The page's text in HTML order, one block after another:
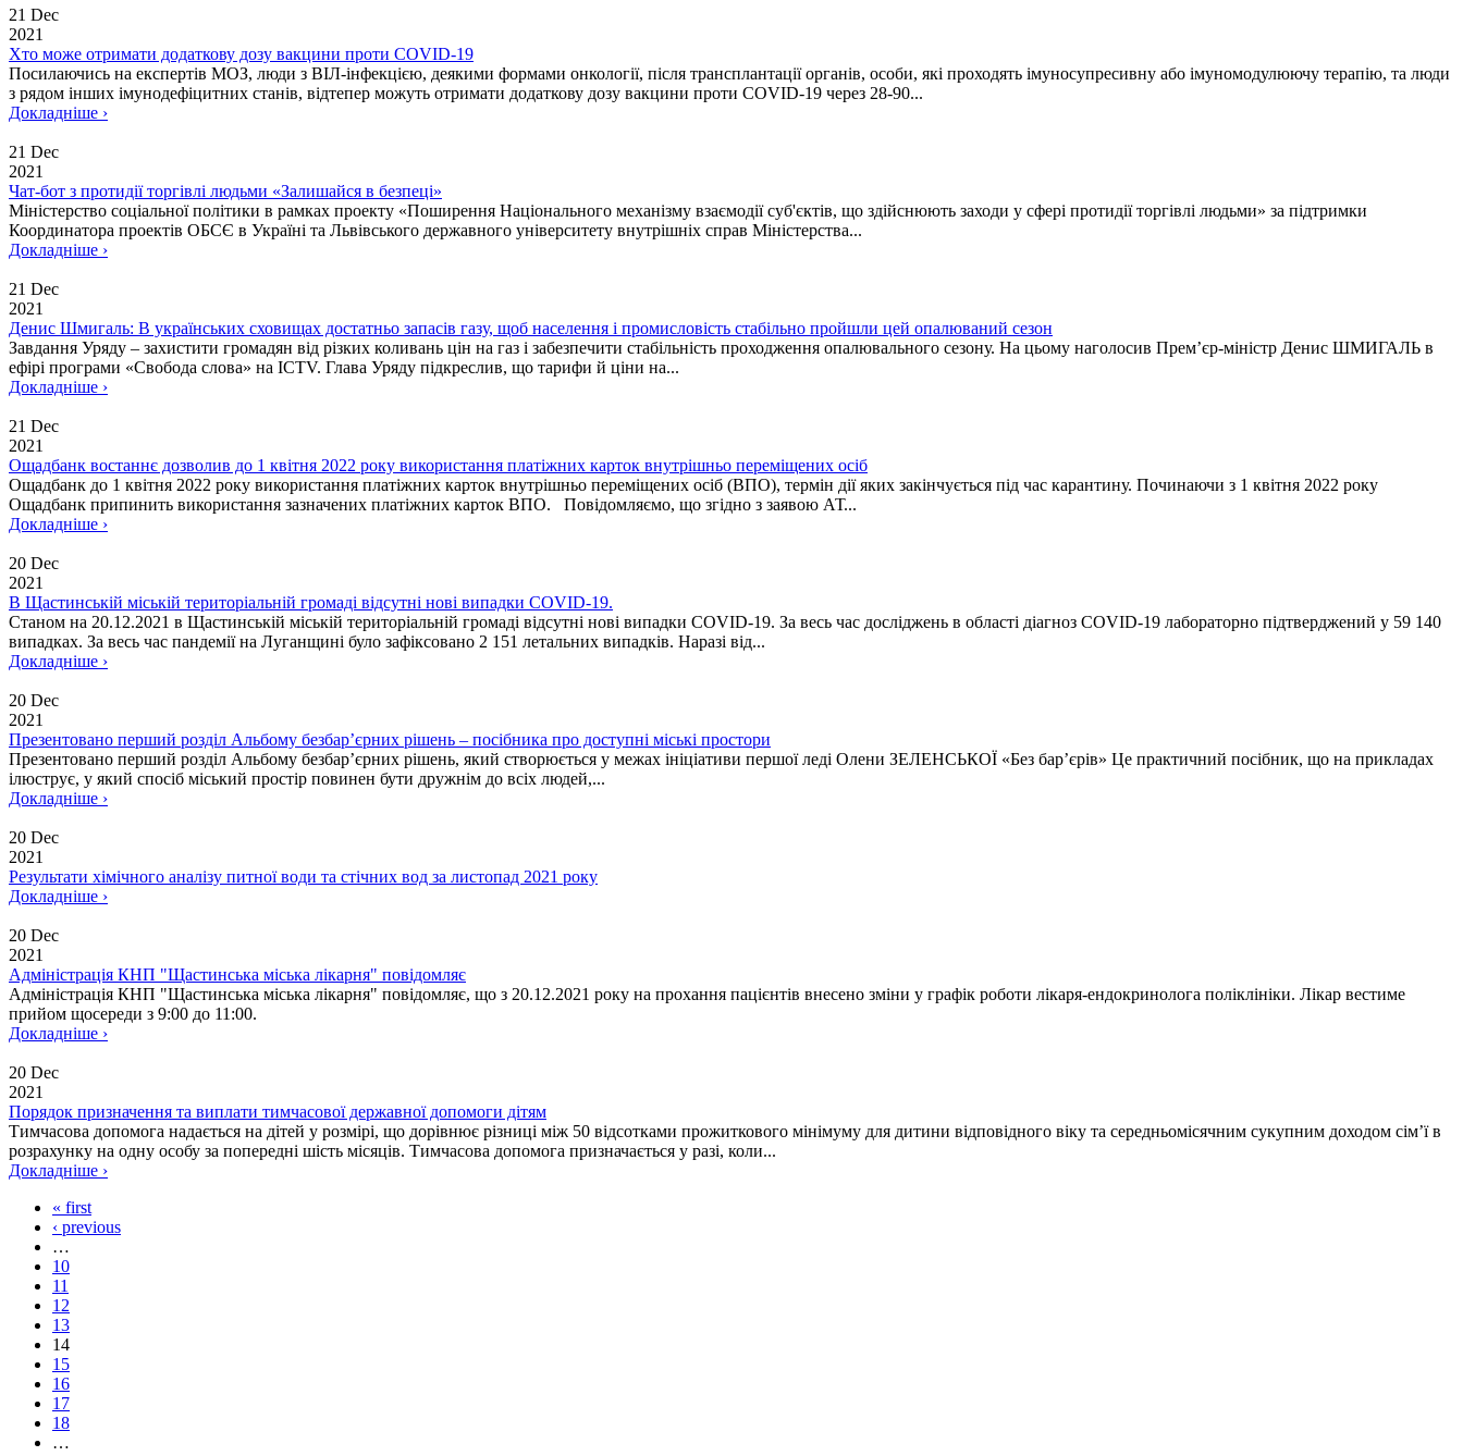
21 Dec
2021
Хто може отримати додаткову дозу вакцини проти COVID-19
Посилаючись на експертів МОЗ, люди з ВІЛ-інфекцією, деякими формами онкології, після трансплантації органів, особи, які проходять імуносупресивну або імуномодулюючу терапію, та люди
з рядом інших імунодефіцитних станів, відтепер можуть отримати додаткову дозу вакцини проти COVID-19 через 28-90...
Докладніше ›
21 Dec
2021
Чат-бот з протидії торгівлі людьми «Залишайся в безпеці»
Міністерство соціальної політики в рамках проекту «Поширення Національного механізму взаємодії суб'єктів, що здійснюють заходи у сфері протидії торгівлі людьми» за підтримки
Координатора проектів ОБСЄ в Україні та Львівського державного університету внутрішніх справ Міністерства...
Докладніше ›
21 Dec
2021
Денис Шмигаль: В українських сховищах достатньо запасів газу, щоб населення і промисловість стабільно пройшли цей опалюваний сезон
Завдання Уряду – захистити громадян від різких коливань цін на газ і забезпечити стабільність проходження опалювального сезону. На цьому наголосив Прем’єр-міністр Денис ШМИГАЛЬ в
ефірі програми «Свобода слова» на ICTV. Глава Уряду підкреслив, що тарифи й ціни на...
Докладніше ›
21 Dec
2021
Ощадбанк востаннє дозволив до 1 квітня 2022 року використання платіжних карток внутрішньо переміщених осіб
Ощадбанк до 1 квітня 2022 року використання платіжних карток внутрішньо переміщених осіб (ВПО), термін дії яких закінчується під час карантину. Починаючи з 1 квітня 2022 року
Ощадбанк припинить використання зазначених платіжних карток ВПО. Повідомляємо, що згідно з заявою АТ...
Докладніше ›
20 Dec
2021
В Щастинській міській територіальній громаді відсутні нові випадки COVID-19.
Станом на 20.12.2021 в Щастинській міській територіальній громаді відсутні нові випадки COVID-19. За весь час досліджень в області діагноз COVID-19 лабораторно підтверджений у 59 140
випадках. За весь час пандемії на Луганщині було зафіксовано 2 151 летальних випадків. Наразі від...
Докладніше ›
20 Dec
2021
Презентовано перший розділ Альбому безбар’єрних рішень – посібника про доступні міські простори
Презентовано перший розділ Альбому безбар’єрних рішень, який створюється у межах ініціативи першої леді Олени ЗЕЛЕНСЬКОЇ «Без бар’єрів» Це практичний посібник, що на прикладах
ілюструє, у який спосіб міський простір повинен бути дружнім до всіх людей,...
Докладніше ›
20 Dec
2021
Результати хімічного аналізу питної води та стічних вод за листопад 2021 року
Докладніше ›
20 Dec
2021
Адміністрація КНП "Щастинська міська лікарня" повідомляє
Адміністрація КНП "Щастинська міська лікарня" повідомляє, що з 20.12.2021 року на прохання пацієнтів внесено зміни у графік роботи лікаря-ендокринолога поліклініки. Лікар вестиме
прийом щосереди з 9:00 до 11:00.
Докладніше ›
20 Dec
2021
Порядок призначення та виплати тимчасової державної допомоги дітям
Тимчасова допомога надається на дітей у розмірі, що дорівнює різниці між 50 відсотками прожиткового мінімуму для дитини відповідного віку та середньомісячним сукупним доходом сім’ї в
розрахунку на одну особу за попередні шість місяців. Тимчасова допомога призначається у разі, коли...
Докладніше ›
« first
‹ previous
…
10
11
12
13
14
15
16
17
18
…